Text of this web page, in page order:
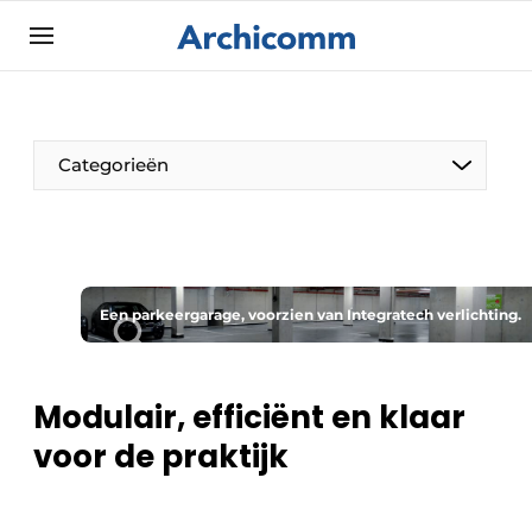
Aanmelden
ArchiComm | Magazine over architectuur,
interieur- & landschapsarchitectuur
Nieuwsbrief
Podcasts
Vacature aanmelden
Vacatures
Categorieën
De Pen
Architect Aan het Woord
Een parkeergarage, voorzien van Integratech verlichting.
Modulair, efficiënt en klaar
voor de praktijk